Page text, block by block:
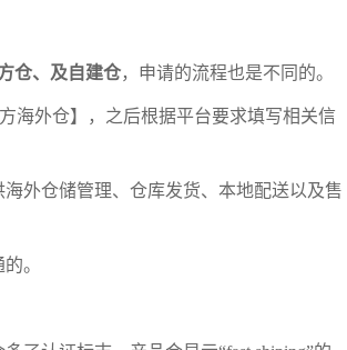
仓、及自建仓，申请的流程也是不同的。
海外仓】，之后根据平台要求填写相关信
外仓储管理、仓库发货、本地配送以及售
。